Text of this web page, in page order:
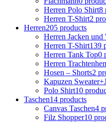
Herren Polo Shirt8
Herren T-Shirt2
Herren205 products
Herren Jacken und
Herren T-Shirt139
Herren Tank Top0
Herren
Hosen – Shorts2
Kapuzen
Polo Shirt10
Taschen14 products
Canvas Taschen4
Filz Shopper10